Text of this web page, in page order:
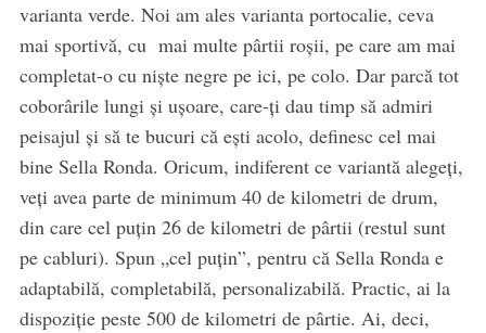
varianta verde. Noi am ales varianta portocalie, ceva
mai sportivă, cu mai multe pârtii roșii, pe care am mai
completat-o cu niște negre pe ici, pe colo. Dar parcă tot
coborârile lungi și ușoare, care-ți dau timp să admiri
peisajul și să te bucuri că ești acolo, definesc cel mai
bine Sella Ronda. Oricum, indiferent ce variantă alegeți,
veți avea parte de minimum 40 de kilometri de drum,
din care cel puțin 26 de kilometri de pârtii (restul sunt
pe cabluri). Spun „cel puțin”, pentru că Sella Ronda e
adaptabilă, completabilă, personalizabilă. Practic, ai la
dispoziție peste 500 de kilometri de pârtie. Ai, deci,